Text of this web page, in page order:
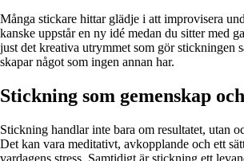
Många stickare hittar glädje i att improvisera
kanske uppstår en ny idé medan du sitter med
just det kreativa utrymmet som gör stickningen
skapar något som ingen annan har.
Stickning som gemenskap
Stickning handlar inte bara om resultatet, utan
Det kan vara meditativt, avkopplande och ett
vardagens stress. Samtidigt är stickning ett